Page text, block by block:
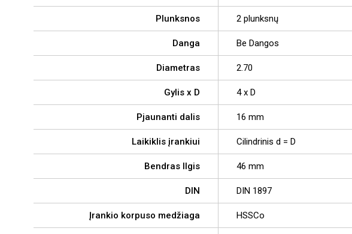
Plunksnos 2 plunksnų
Danga Be Dangos
Diametras 2.70
Gylis x D 4 x D
Pjaunanti dalis 16 mm
Laikiklis įrankiui Cilindrinis d = D
Bendras Ilgis 46 mm
DIN DIN 1897
Įrankio korpuso medžiaga HSSCo